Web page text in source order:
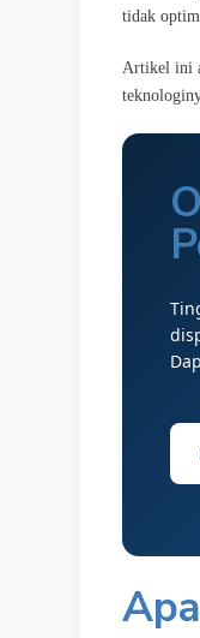
tidak
Artikel ini